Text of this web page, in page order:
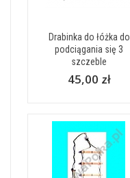
Drabinka do łóżka do
podciągania się 3
szczeble
45,00 zł